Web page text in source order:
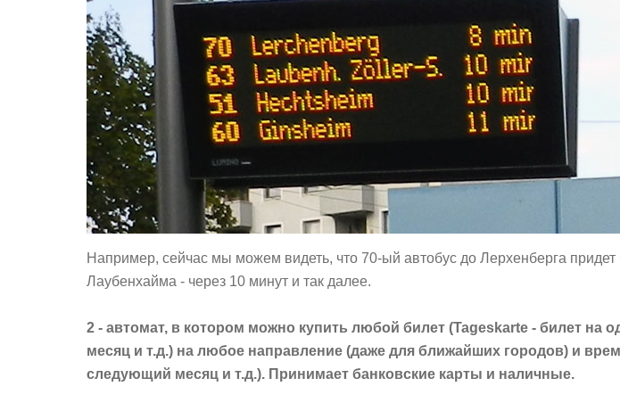
Например, сейчас мы можем видеть, что 70-ый автобус до Лерхенберга придет
Лаубенхайма - через 10 минут и так далее.
2 - автомат, в котором можно купить любой билет (Tageskarte - билет на
месяц и т.д.) на любое направление (даже для ближайших городов) и
следующий месяц и т.д.). Принимает банковские карты и наличные.